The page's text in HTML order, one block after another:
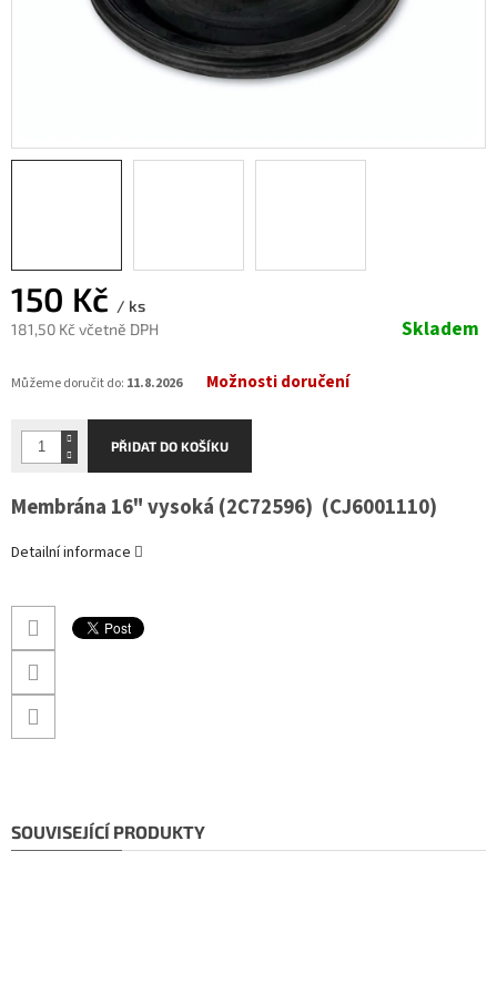
150 Kč / ks
181,50 Kč včetně DPH
cena:
Skladem
Můžeme doručit do: 11.8.2026 Možnosti doručení
PŘIDAT DO KOŠÍKU
Membrána 16" vysoká (2C72596) (CJ6001110)
Detailní informace
SOUVISEJÍCÍ PRODUKTY